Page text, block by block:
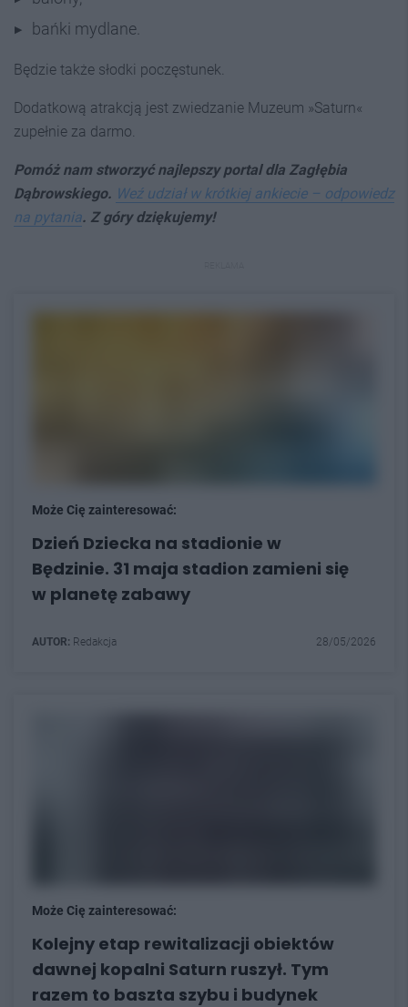
bańki mydlane.
Będzie także słodki poczęstunek.
Dodatkową atrakcją jest zwiedzanie Muzeum »Saturn«
zupełnie za darmo.
Pomóż nam stworzyć najlepszy portal dla Zagłębia
Dąbrowskiego. Weź udział w krótkiej ankiecie – odpowiedz
na pytania. Z góry dziękujemy!
Może Cię zainteresować:
Dzień Dziecka na stadionie w
Będzinie. 31 maja stadion zamieni się
w planetę zabawy
AUTOR: Redakcja 28/05/2026
Może Cię zainteresować:
Kolejny etap rewitalizacji obiektów
dawnej kopalni Saturn ruszył. Tym
razem to baszta szybu i budynek